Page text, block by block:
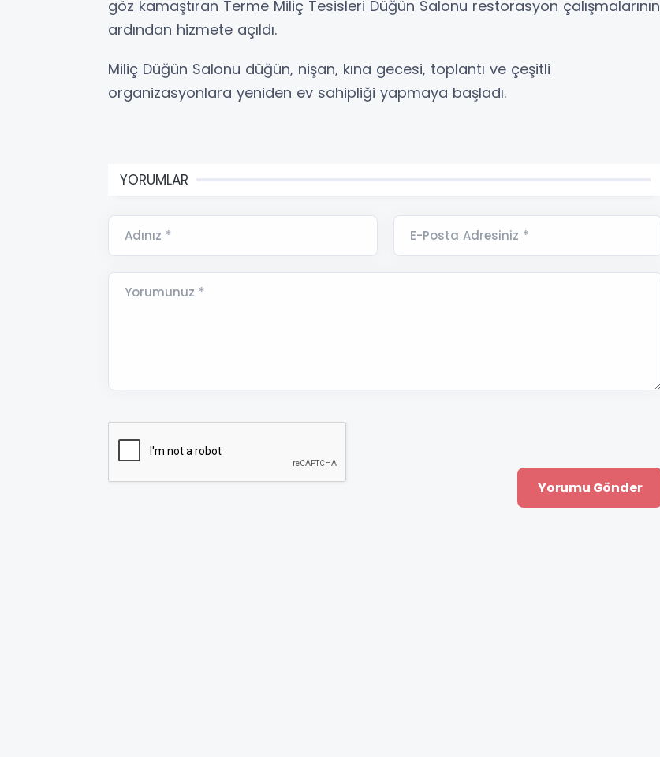
göz kamaştıran Terme Miliç Tesisleri Düğün Salonu restorasyon çalışmalarının
ardından hizmete açıldı.
Miliç Düğün Salonu düğün, nişan, kına gecesi, toplantı ve çeşitli
organizasyonlara yeniden ev sahipliği yapmaya başladı.
YORUMLAR
Adınız * E-Posta Adresiniz *
Yorumunuz *